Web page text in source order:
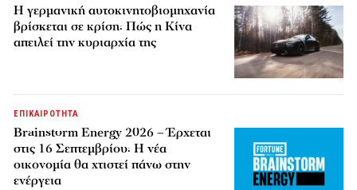
Η γερμανική αυτοκινητοβιομηχανία
βρίσκεται σε κρίση: Πώς η Κίνα
απειλεί την κυριαρχία της
ΕΠΙΚΑΙΡΟΤΗΤΑ
Brainstorm Energy 2026 – Έρχεται
στις 16 Σεπτεμβρίου: Η νέα
οικονομία θα χτιστεί πάνω στην
ενέργεια